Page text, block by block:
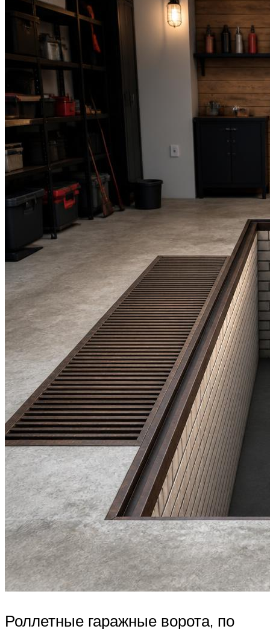
Роллетные гаражные ворота, по